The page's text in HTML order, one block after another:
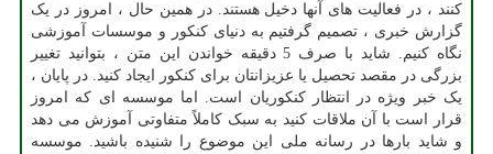
کنند ، در فعالیت های آنها دخیل هستند. در همین حال ، امروز در یک
گزارش خبری ، تصمیم گرفتیم به دنیای کنکور و موسسات آموزشی
نگاه کنیم. شاید با صرف 5 دقیقه خواندن این متن ، بتوانید تغییر
بزرگی در مقصد تحصیل یا عزیزانتان برای کنکور ایجاد کنید. در پایان ،
یک خبر ویژه در انتظار کنکوریان است. اما موسسه ای که امروز
قرار است با آن ملاقات کنید به سبک کاملاً متفاوتی آموزش می دهد
و شاید بارها در رسانه ملی این موضوع را شنیده باشید. موسسه